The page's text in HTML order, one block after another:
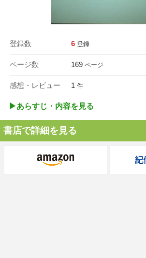
登録数 6 登録
ページ数 169 ページ
感想・レビュー 1 件
▶︎あらすじ・内容を見る
書店で詳細を見る